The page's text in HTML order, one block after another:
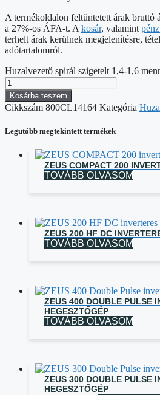
A termékoldalon feltüntetett árak bruttó
a 27%-os ÁFA-t. A kosár, valamint
terhelt árak kerülnek megjelenítésre,
adótartalomról.
Huzalvezető spirál szigetelt 1,4-1,6
Kosárba teszem
Cikkszám 800CL14164 Kategória
Legutóbb megtekintett termékek
ZEUS COMPACT 200
TOVÁBB OLVASOM
ZEUS 200 HF DC
TOVÁBB OLVASOM
ZEUS 400 DOUBLE PULSE
HEGESZTŐGÉP
TOVÁBB OLVASOM
ZEUS 300 DOUBLE PULSE
HEGESZTŐGÉP